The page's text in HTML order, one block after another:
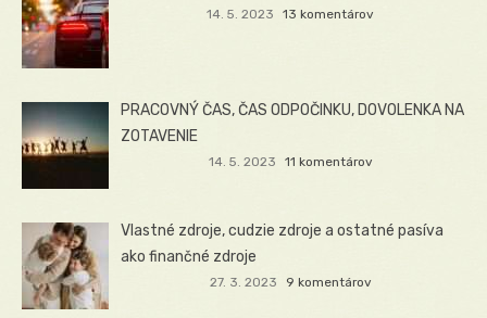
14. 5. 2023 13 komentárov
PRACOVNÝ ČAS, ČAS ODPOČINKU, DOVOLENKA NA
ZOTAVENIE
14. 5. 2023 11 komentárov
Vlastné zdroje, cudzie zdroje a ostatné pasíva
ako finančné zdroje
27. 3. 2023 9 komentárov